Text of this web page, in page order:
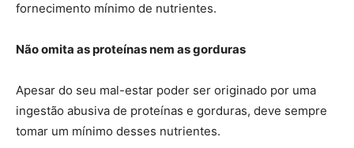
fornecimento mínimo de nutrientes.
Não omita as proteínas nem as gorduras
Apesar do seu mal-estar poder ser originado por uma
ingestão abusiva de proteínas e gorduras, deve sempre
tomar um mínimo desses nutrientes.